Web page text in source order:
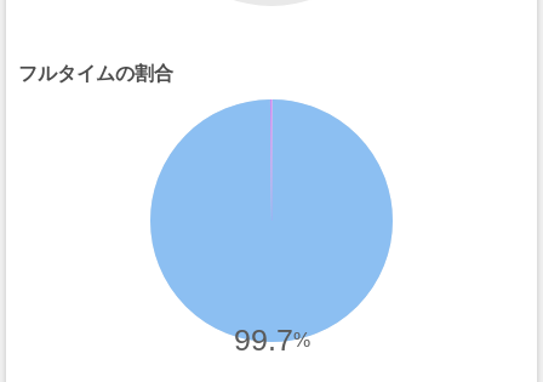
フルタイムの割合
99.7%